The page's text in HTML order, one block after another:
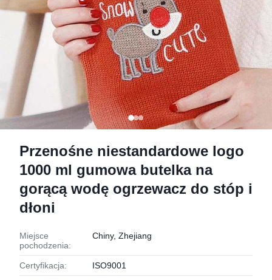
Przenośne niestandardowe logo
1000 ml gumowa butelka na
gorącą wodę ogrzewacz do stóp i
dłoni
Miejsce
pochodzenia:
Chiny, Zhejiang
Certyfikacja: ISO9001